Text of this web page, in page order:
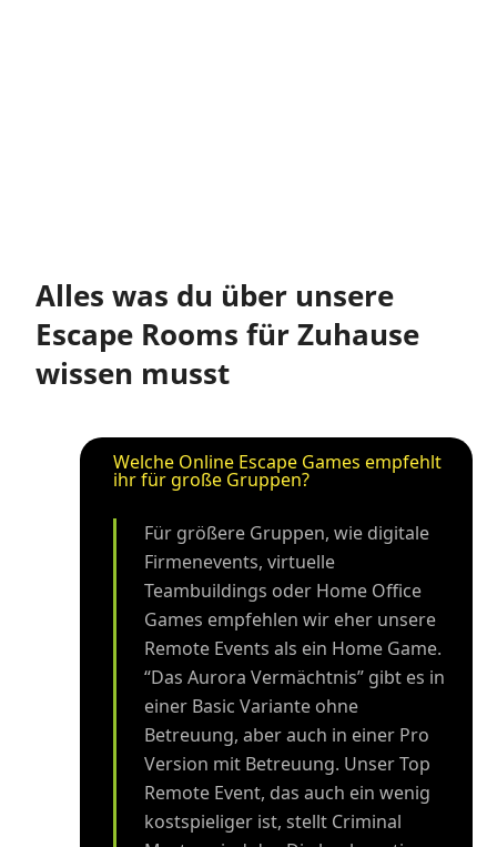
Alles was du über unsere
Escape Rooms für Zuhause
wissen musst
Welche Online Escape Games empfehlt
ihr für große Gruppen?
Für größere Gruppen, wie digitale
Firmenevents, virtuelle
Teambuildings oder Home Office
Games empfehlen wir eher unsere
Remote Events als ein Home Game.
“Das Aurora Vermächtnis” gibt es in
einer Basic Variante ohne
Betreuung, aber auch in einer Pro
Version mit Betreuung. Unser Top
Remote Event, das auch ein wenig
kostspieliger ist, stellt Criminal